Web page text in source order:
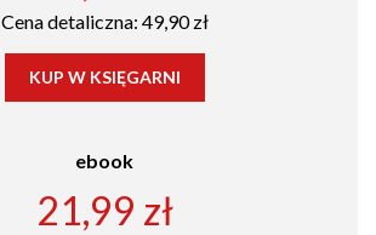
Cena detaliczna: 49,90 zł
KUP W KSIĘGARNI
ebook
21,99 zł